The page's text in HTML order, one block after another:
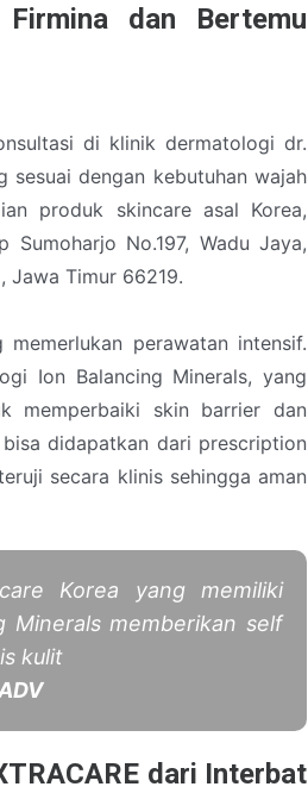
dan Bertemu
di klinik dermatologi dr.
sesuai dengan kebutuhan wajah
produk skincare asal Korea,
No.197, Wadu Jaya,
Jawa Timur 66219.
perawatan intensif.
Ion Balancing Minerals, yang
memperbaiki skin barrier dan
didapatkan dari prescription
secara klinis sehingga aman
Korea yang memiliki
Minerals memberikan self
kulit
dari Interbat